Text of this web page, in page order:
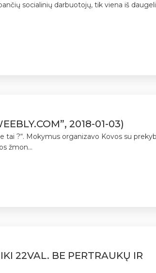
socialinių darbuotojų, tik viena iš
2018-01-03)
?“. Mokymus organizavo Kovos su
žmon...
22VAL. BE PERTRAUKŲ IR